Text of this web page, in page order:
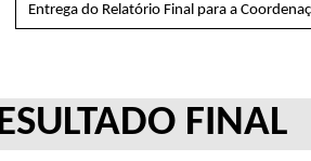
Entrega do Relatório Final para a
FINAL